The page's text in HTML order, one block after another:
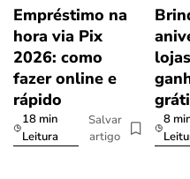
Empréstimo na
hora via Pix
2026: como
fazer online e
rápido
18 min
Leitura
Salvar
artigo
8